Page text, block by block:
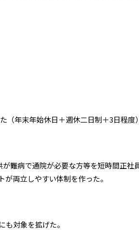
（年末年始休日＋週休二日制＋3日程度
難病で通院が必要な方等を短時間正社
両立しやすい体制を作った。
対象を拡げた。